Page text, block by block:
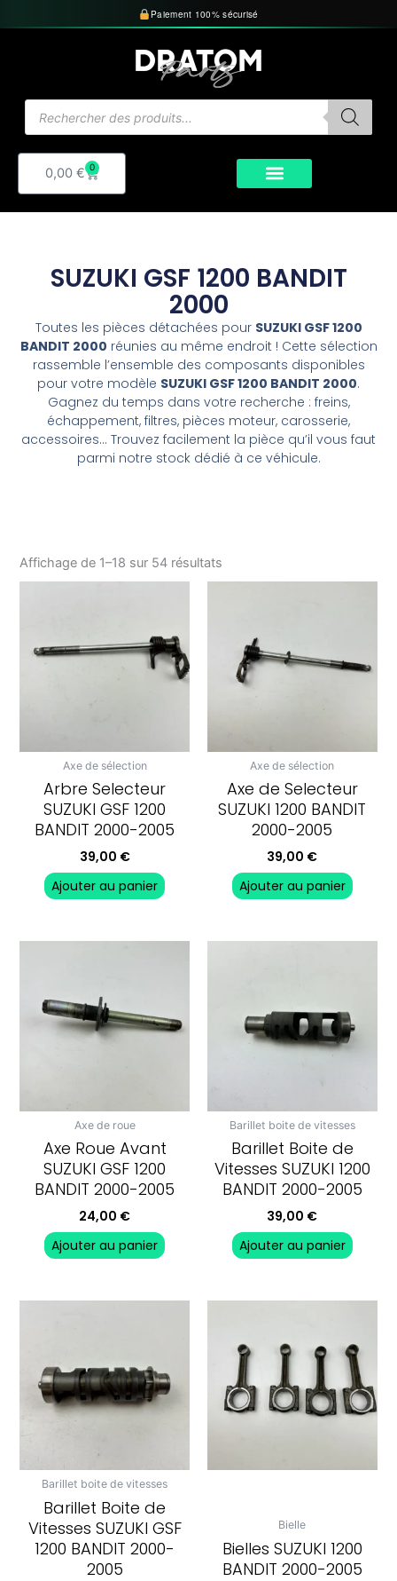
au
Paiement 100% sécurisé
de
0,00 € 0
Panier
SUZUKI GSF 1200 BANDIT
2000
Toutes les pièces détachées pour SUZUKI GSF 1200
BANDIT 2000 réunies au même endroit ! Cette sélection
rassemble l’ensemble des composants disponibles
pour votre modèle SUZUKI GSF 1200 BANDIT 2000.
Gagnez du temps dans votre recherche : freins,
échappement, filtres, pièces moteur, carosserie,
accessoires… Trouvez facilement la pièce qu’il vous faut
parmi notre stock dédié à ce véhicule.
Affichage de 1–18 sur 54 résultats
Axe de sélection
Arbre Selecteur
SUZUKI GSF 1200
BANDIT 2000-2005
39,00 €
Ajouter au panier
Axe de sélection
Axe de Selecteur
SUZUKI 1200 BANDIT
2000-2005
39,00 €
Ajouter au panier
Axe de roue
Axe Roue Avant
SUZUKI GSF 1200
BANDIT 2000-2005
24,00 €
Ajouter au panier
Barillet boite de vitesses
Barillet Boite de
Vitesses SUZUKI 1200
BANDIT 2000-2005
39,00 €
Ajouter au panier
Barillet boite de vitesses
Barillet Boite de
Vitesses SUZUKI GSF
1200 BANDIT 2000-
2005
Bielle
Bielles SUZUKI 1200
BANDIT 2000-2005